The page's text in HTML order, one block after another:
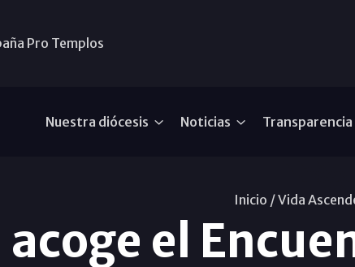
Pro Templos
Nuestra diócesis Noticias Transparencia
Inicio /Vida
el